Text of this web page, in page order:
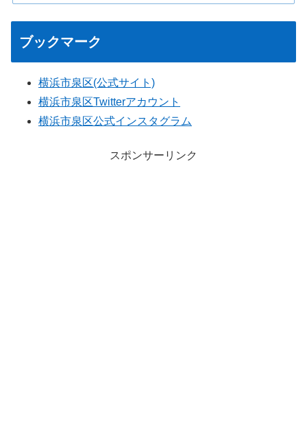
ブックマーク
横浜市泉区(公式サイト)
横浜市泉区Twitterアカウント
横浜市泉区公式インスタグラム
スポンサーリンク